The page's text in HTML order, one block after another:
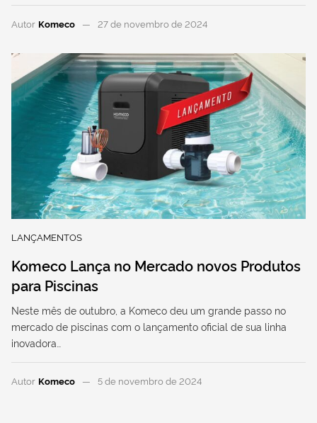
Autor Komeco 27 de novembro de 2024
LANÇAMENTOS
Komeco Lança no Mercado novos Produtos
para Piscinas
Neste mês de outubro, a Komeco deu um grande passo no
mercado de piscinas com o lançamento oficial de sua linha
inovadora…
Autor Komeco 5 de novembro de 2024